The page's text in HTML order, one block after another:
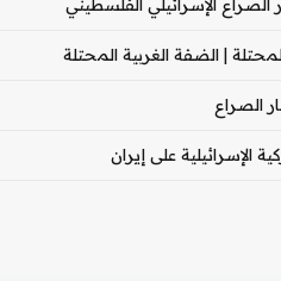
الإسرائيلي الفلسطيني
| الضفة الغربية المحتلة
الصراع
الإسرائيلية على إيران